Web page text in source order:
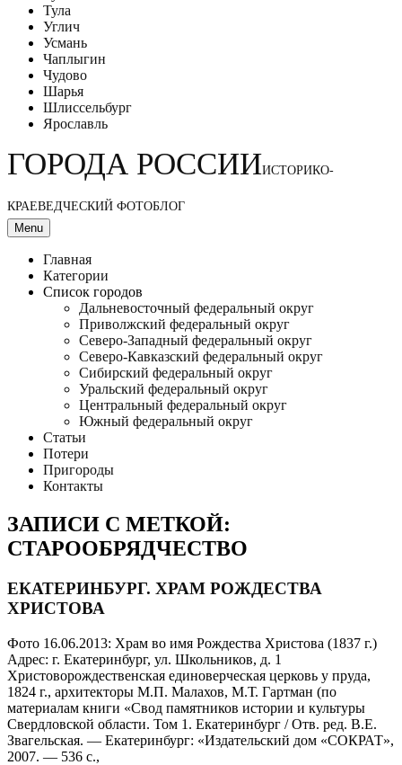
Тула
Углич
Усмань
Чаплыгин
Чудово
Шарья
Шлиссельбург
Ярославль
ГОРОДА РОССИИИСТОРИКО-
КРАЕВЕДЧЕСКИЙ ФОТОБЛОГ
Menu
Главная
Категории
Список городов
Дальневосточный федеральный округ
Приволжский федеральный округ
Северо-Западный федеральный округ
Северо-Кавказский федеральный округ
Сибирский федеральный округ
Уральский федеральный округ
Центральный федеральный округ
Южный федеральный округ
Статьи
Потери
Пригороды
Контакты
ЗАПИСИ С МЕТКОЙ:
СТАРООБРЯДЧЕСТВО
ЕКАТЕРИНБУРГ. ХРАМ РОЖДЕСТВА
ХРИСТОВА
Фото 16.06.2013: Храм во имя Рождества Христова (1837 г.)
Адрес: г. Екатеринбург, ул. Школьников, д. 1
Христоворождественская единоверческая церковь у пруда,
1824 г., архитекторы M.П. Малахов, М.Т. Гартман (по
материалам книги «Свод памятников истории и культуры
Свердловской области. Том 1. Екатеринбург / Отв. ред. В.Е.
Звагельская. — Екатеринбург: «Издательский дом «СОКРАТ»,
2007. — 536 с.,